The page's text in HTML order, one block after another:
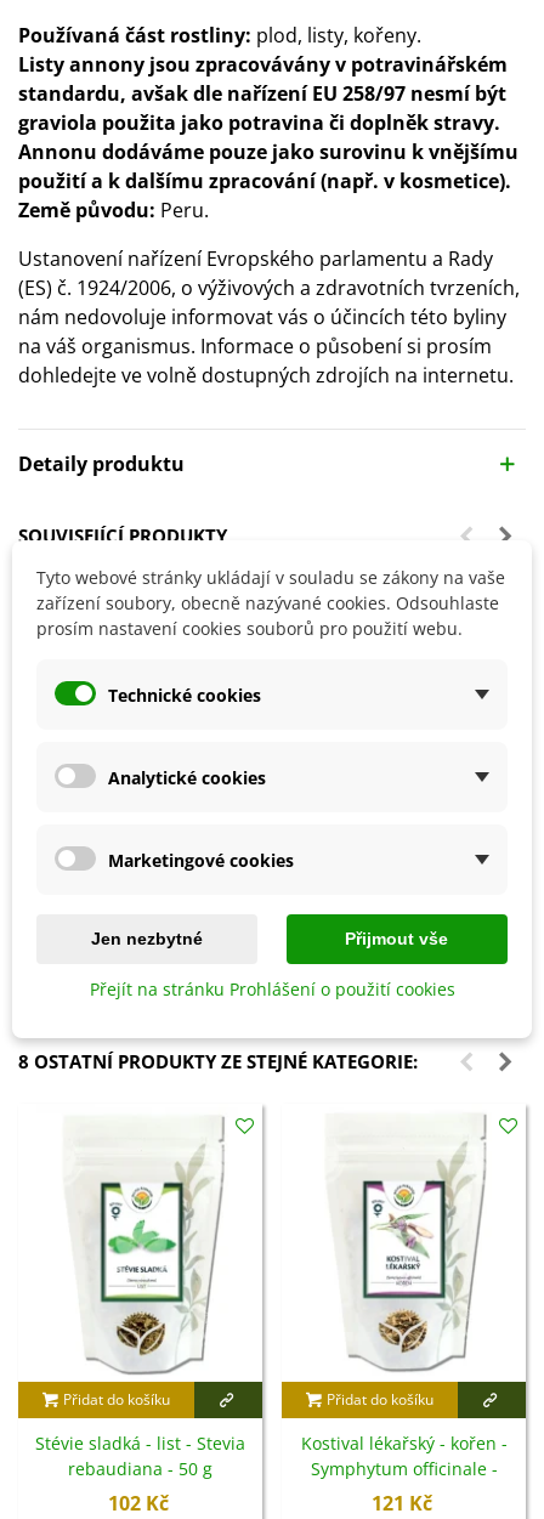
Používaná část rostliny: plod, listy, kořeny.
Listy annony jsou zpracovávány v potravinářském
standardu, avšak dle nařízení EU 258/97 nesmí být
graviola použita jako potravina či doplněk stravy.
Annonu dodáváme pouze jako surovinu k vnějšímu
použití a k dalšímu zpracování (např. v kosmetice).
Země původu: Peru.
Ustanovení nařízení Evropského parlamentu a Rady
(ES) č. 1924/2006, o výživových a zdravotních tvrzeních,
nám nedovoluje informovat vás o účincích této byliny
na váš organismus. Informace o působení si prosím
dohledejte ve volně dostupných zdrojích na internetu.
Detaily produktu
SOUVISEJÍCÍ PRODUKTY
Přidat do košíku
1 ks
Květinová směs - Ohnivý večer -
semena Kiepenkerl - 1 ks
80 Kč
8 OSTATNÍ PRODUKTY ZE STEJNÉ KATEGORIE:
Přidat do košíku
Stévie sladká - list - Stevia
rebaudiana - 50 g
102 Kč
Přidat do košíku
Kostival lékařský - kořen -
Symphytum officinale -
100 g
121 Kč
Tyto webové stránky ukládají v souladu se zákony na vaše
zařízení soubory, obecně nazývané cookies. Odsouhlaste
prosím nastavení cookies souborů pro použití webu.
Technické cookies
Analytické cookies
Marketingové cookies
Jen nezbytné Přijmout vše
Přejít na stránku Prohlášení o použití cookies